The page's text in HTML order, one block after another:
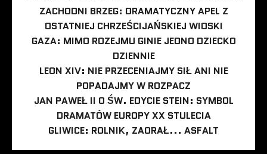
ZACHODNI BRZEG: DRAMATYCZNY APEL Z
OSTATNIEJ CHRZEŚCIJAŃSKIEJ WIOSKI
GAZA: MIMO ROZEJMU GINIE JEDNO DZIECKO
DZIENNIE
LEON XIV: NIE PRZECENIAJMY SIŁ ANI NIE
POPADAJMY W ROZPACZ
JAN PAWEŁ II O ŚW. EDYCIE STEIN: SYMBOL
DRAMATÓW EUROPY XX STULECIA
GLIWICE: ROLNIK, ZAORAŁ... ASFALT